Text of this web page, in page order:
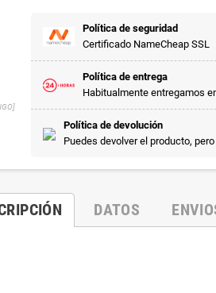
Política de seguridad
Certificado NameCheap SSL
Política de entrega
Habitualmente entregamos
Política de devolución
Puedes devolver el producto,
DATOS